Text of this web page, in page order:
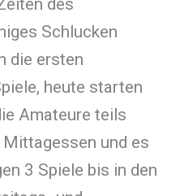
des
Schlucken
die ersten
heute starten
Amateure teils
und es
3 Spiele bis in den